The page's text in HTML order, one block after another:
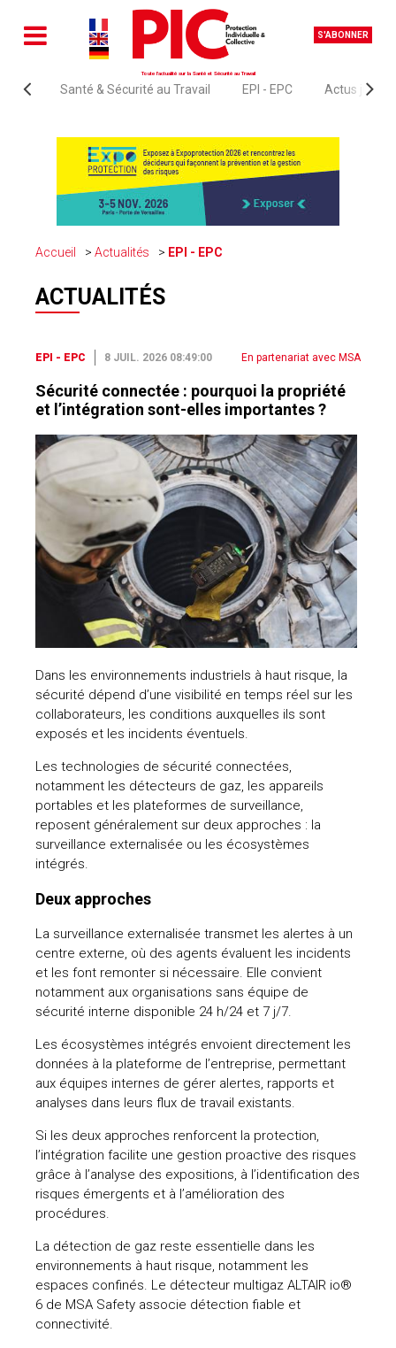
S'ABONNER
Toute l'actualité sur la Santé et Sécurité au Travail
Santé & Sécurité au Travail EPI - EPC Actus
Accueil Actualités EPI - EPC
ACTUALITÉS
EPI - EPC 8 JUIL. 2026 08:49:00 En partenariat avec MSA
Sécurité connectée : pourquoi la propriété
et l’intégration sont-elles importantes ?
Dans les environnements industriels à haut risque, la
sécurité dépend d’une visibilité en temps réel sur les
collaborateurs, les conditions auxquelles ils sont
exposés et les incidents éventuels.
Les technologies de sécurité connectées,
notamment les détecteurs de gaz, les appareils
portables et les plateformes de surveillance,
reposent généralement sur deux approches : la
surveillance externalisée ou les écosystèmes
intégrés.
Deux approches
La surveillance externalisée transmet les alertes à un
centre externe, où des agents évaluent les incidents
et les font remonter si nécessaire. Elle convient
notamment aux organisations sans équipe de
sécurité interne disponible 24 h/24 et 7 j/7.
Les écosystèmes intégrés envoient directement les
données à la plateforme de l’entreprise, permettant
aux équipes internes de gérer alertes, rapports et
analyses dans leurs flux de travail existants.
Si les deux approches renforcent la protection,
l’intégration facilite une gestion proactive des risques
grâce à l’analyse des expositions, à l’identification des
risques émergents et à l’amélioration des
procédures.
La détection de gaz reste essentielle dans les
environnements à haut risque, notamment les
espaces confinés. Le détecteur multigaz ALTAIR io®
6 de MSA Safety associe détection fiable et
connectivité.